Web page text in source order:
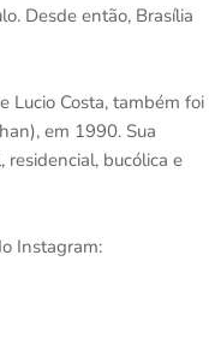
Desde então, Brasília
Lucio Costa, também foi
em 1990. Sua
bucólica e
Instagram: